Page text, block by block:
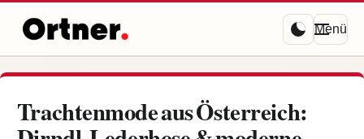
Menü
Trachtenmode aus Österreich: